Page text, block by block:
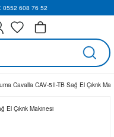
0552 608 76 52
Cavalla CAV-5II-TB Sağ El Çıkrık